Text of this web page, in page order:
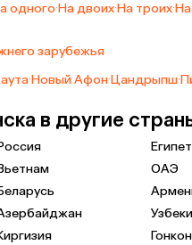
одного·На двоих·На троих·
зарубежья
·Новый Афон·Цандрыпш·
в другие
Египет
ОАЭ